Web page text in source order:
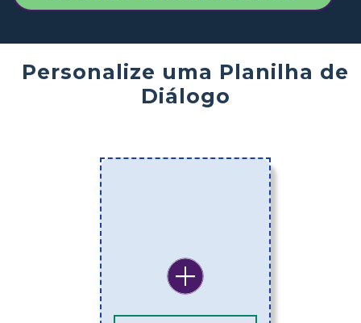
Personalize uma Planilha de
Diálogo